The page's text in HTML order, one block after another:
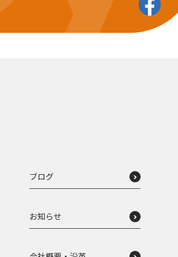
ブログ
お知らせ